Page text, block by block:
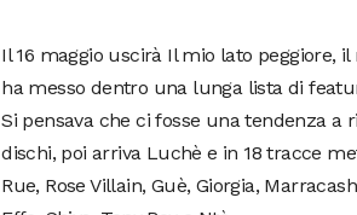
Il 16 maggio uscirà Il mio lato peggiore,
ha messo dentro una lunga lista di
Si pensava che ci fosse una tendenza
dischi, poi arriva Luchè e in 18 tracce
Rue, Rose Villain, Guè, Giorgia,